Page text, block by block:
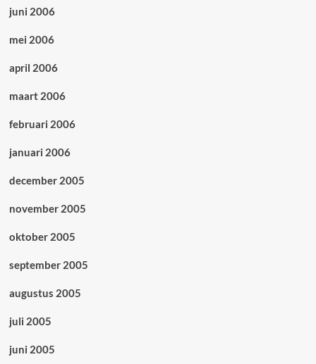
juni 2006
mei 2006
april 2006
maart 2006
februari 2006
januari 2006
december 2005
november 2005
oktober 2005
september 2005
augustus 2005
juli 2005
juni 2005